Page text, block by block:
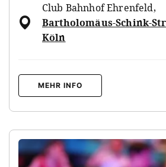
Club Bahnhof Ehrenfeld,
Bartholomäus-Schink-
Köln
MEHR INFO